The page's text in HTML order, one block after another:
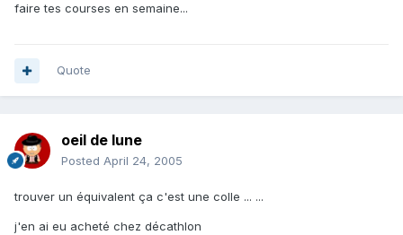
faire tes courses en semaine...
Quote
oeil de lune
Posted April 24, 2005
trouver un équivalent ça c'est une colle ... ...
j'en ai eu acheté chez décathlon